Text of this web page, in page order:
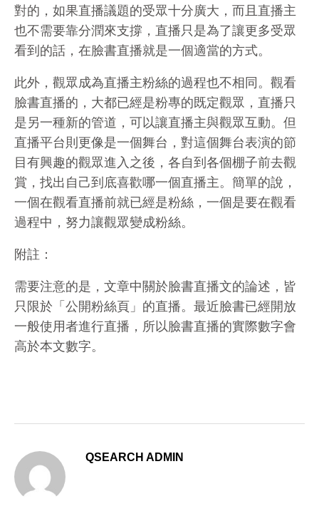
對的，如果直播議題的受眾十分廣大，而且直播主
也不需要靠分潤來支撐，直播只是為了讓更多受眾
看到的話，在臉書直播就是一個適當的方式。
此外，觀眾成為直播主粉絲的過程也不相同。觀看
臉書直播的，大都已經是粉專的既定觀眾，直播只
是另一種新的管道，可以讓直播主與觀眾互動。但
直播平台則更像是一個舞台，對這個舞台表演的節
目有興趣的觀眾進入之後，各自到各個棚子前去觀
賞，找出自己到底喜歡哪一個直播主。簡單的說，
一個在觀看直播前就已經是粉絲，一個是要在觀看
過程中，努力讓觀眾變成粉絲。
附註：
需要注意的是，文章中關於臉書直播文的論述，皆
只限於「公開粉絲頁」的直播。最近臉書已經開放
一般使用者進行直播，所以臉書直播的實際數字會
高於本文數字。
QSEARCH ADMIN